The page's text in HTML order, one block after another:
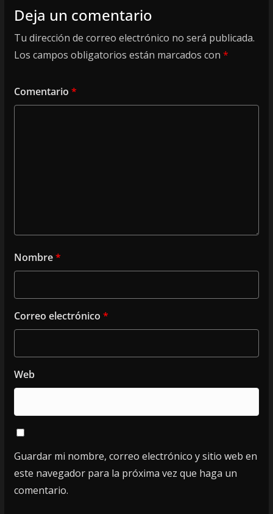
Deja un comentario
Tu dirección de correo electrónico no será publicada.
Los campos obligatorios están marcados con *
Comentario *
Nombre*
Correo electrónico *
Web
Guardar mi nombre, correo electrónico y sitio web en
este navegador para la próxima vez que haga un
comentario.